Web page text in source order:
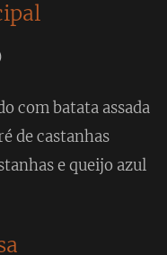
com batata assada
de castanhas
e queijo azul